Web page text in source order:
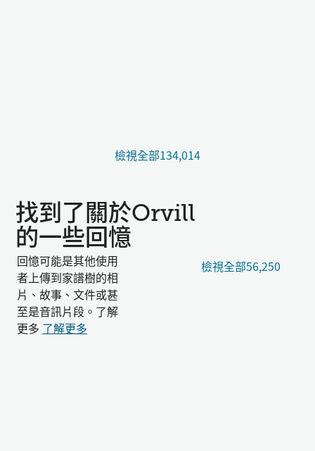
檢視全部134,014
找到了關於Orvill
的一些回憶
回憶可能是其他使用
者上傳到家譜樹的相
片、故事、文件或甚
至是音訊片段。了解
更多 了解更多
檢視全部56,250